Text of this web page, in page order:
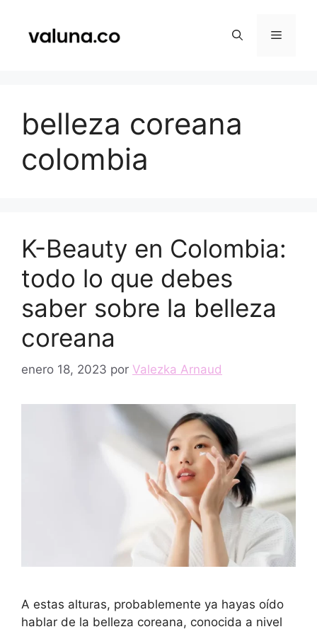
contenido
Menú
belleza coreana
colombia
K-Beauty en Colombia:
todo lo que debes
saber sobre la belleza
coreana
enero 18, 2023 por Valezka Arnaud
A estas alturas, probablemente ya hayas oído
hablar de la belleza coreana, conocida a nivel